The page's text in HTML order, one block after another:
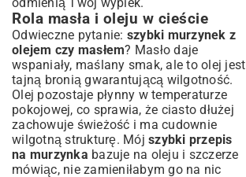
Rola masła i oleju w cieście
Odwieczne pytanie: szybki murzynek z
olejem czy masłem? Masło daje
wspaniały, maślany smak, ale to olej jest
tajną bronią gwarantującą wilgotność.
Olej pozostaje płynny w temperaturze
pokojowej, co sprawia, że ciasto dłużej
zachowuje świeżość i ma cudownie
wilgotną strukturę. Mój szybki przepis
na murzynka bazuje na oleju i szczerze
mówiąc, nie zamieniłabym go na nic